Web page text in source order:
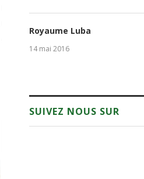
Royaume Luba
14 mai 2016
SUIVEZ NOUS SUR